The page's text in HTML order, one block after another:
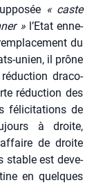
« caste
»l’Etat enne­
du
unien, il prône
dra­co­
réduc­tion des
féli­ci­ta­tions de
à droite,
de droite
stable est deve­
en quelques